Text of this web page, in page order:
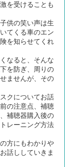
を受けることも
供の笑い声は生
てくる車のエン
を知らせてくれ
なると、そんな
を防ぎ、周りの
ませんが、その
クについてお話
の注意点、補聴
補聴器購入後の
レーニング方法
方にもわかりや
話ししていきま